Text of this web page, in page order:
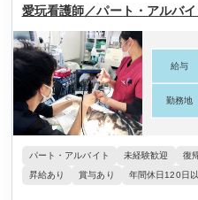
愛玩看護師／パート・アルバイ
パート・アルバイト 未経験歓迎 復
昇給あり
賞与あり 年間休日120日
給与
勤務地